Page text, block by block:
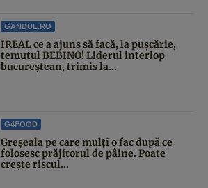
GANDUL.RO
IREAL ce a ajuns să facă, la pușcărie,
temutul BEBINO! Liderul interlop
bucureștean, trimis la...
G4FOOD
Greșeala pe care mulți o fac după ce
folosesc prăjitorul de pâine. Poate
crește riscul...